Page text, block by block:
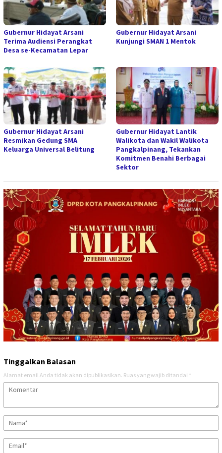
Gubernur Hidayat Arsani
Terima Audiensi Perangkat
Desa se-Kecamatan Lepar
Gubernur Hidayat Arsani
Kunjungi SMAN 1 Mentok
Gubernur Hidayat Arsani
Resmikan Gedung SMA
Keluarga Universal Belitung
Gubernur Hidayat Lantik
Walikota dan Wakil Walikota
Pangkalpinang, Tekankan
Komitmen Benahi Berbagai
Sektor
Tinggalkan Balasan
Alamat email Anda tidak akan dipublikasikan. Ruas yang wajib ditandai *